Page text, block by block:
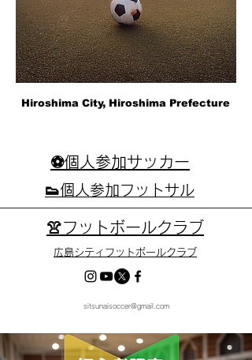
Hiroshima City, Hiroshima Prefecture
⚽個人参加サッカー
👟個人参加フットサル
👚フットボールクラブ
広島シティフットボールクラブ
sitsunaisoccer@gmail.com